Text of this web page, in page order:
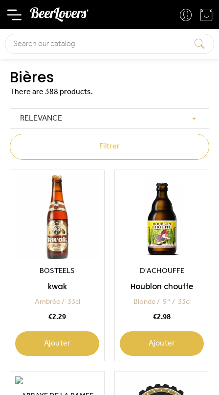
Bières
There are 388 products.
RELEVANCE 
Filtrer
BOSTEELS
kwak
Ambrée 33cl
€2.29
Ajouter
D'ACHOUFFE
Houblon chouffe
Blonde 9 ° 33cl
€2.98
Ajouter